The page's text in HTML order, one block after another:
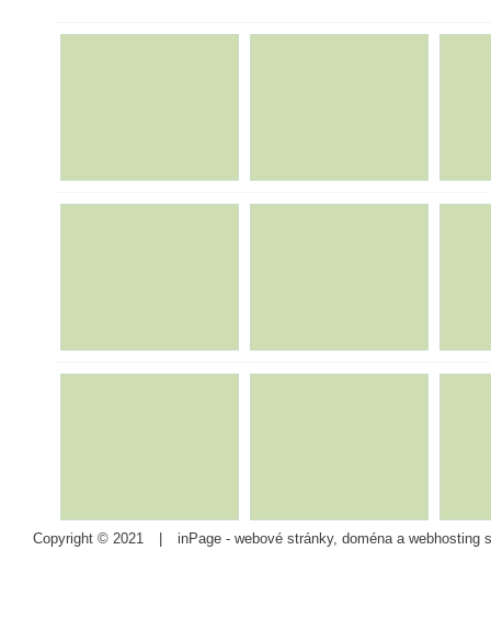
Copyright © 2021 inPage - webové stránky, doménaa webhosting